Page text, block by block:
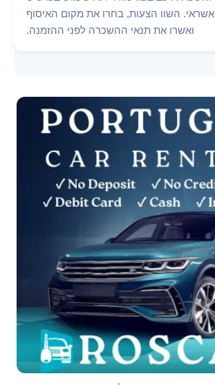
אשראי. השוו הצעות, בחרו את מקום האיסוף
ואשרו את תנאי ההשכרה לפני ההזמנה.